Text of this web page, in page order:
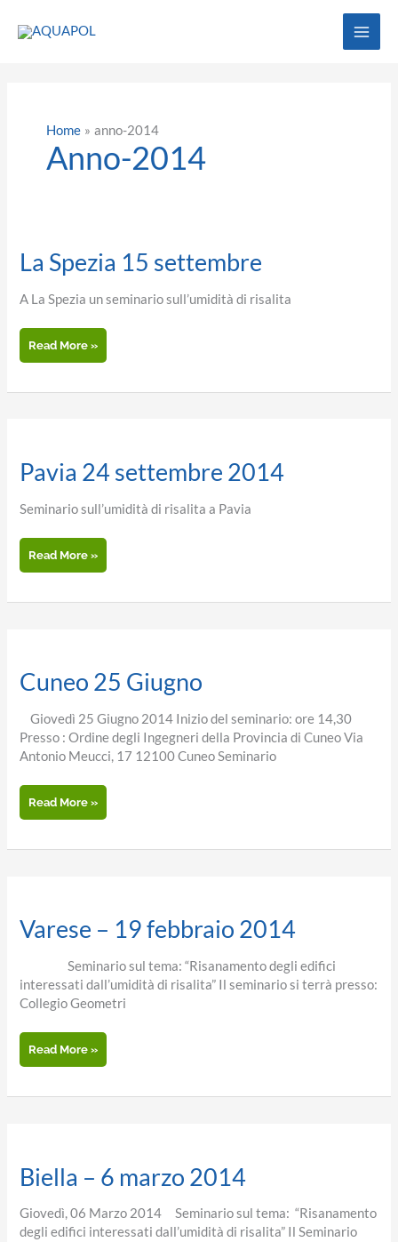
Home anno-2014
Anno-2014
La Spezia 15 settembre
A La Spezia un seminario sull’umidità di risalita
La
Spezia
settembre
Read More »
Pavia 24 settembre 2014
Seminario sull’umidità di risalita a Pavia
Pavia
24
2014
Read More »
Cuneo 25 Giugno
Giovedì 25 Giugno 2014 Inizio del seminario: ore 14,30
Presso : Ordine degli Ingegneri della Provincia di Cuneo Via
Antonio Meucci, 17 12100 Cuneo Seminario
Cuneo
25
Read More »
Varese – 19 febbraio 2014
Seminario sul tema: “Risanamento degli edifici
interessati dall’umidità di risalita” Il seminario si terrà presso:
Collegio Geometri
Varese
–
febbraio
Read More »
Biella – 6 marzo 2014
Giovedì, 06 Marzo 2014 Seminario sul tema: “Risanamento
degli edifici interessati dall’umidità di risalita” Il Seminario